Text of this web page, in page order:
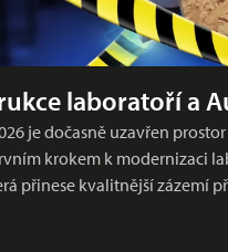
laboratoří a
je dočasně uzavřen prostor
krokem k modernizaci
přinese kvalitnější zázemí